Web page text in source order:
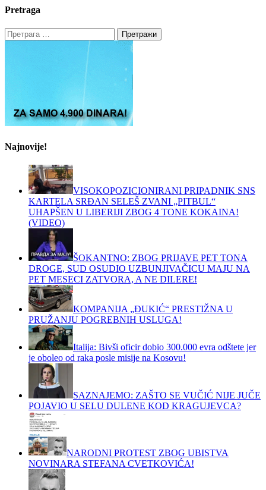
Pretraga
Претрага
за:
Najnovije!
VISOKOPOZICIONIRANI PRIPADNIK SNS
KARTELA SRĐAN SELEŠ ZVANI „PITBUL“
UHAPŠEN U LIBERIJI ZBOG 4 TONE KOKAINA!
(VIDEO)
ŠOKANTNO: ZBOG PRIJAVE PET TONA
DROGE, SUD OSUDIO UZBUNJIVAČICU MAJU NA
PET MESECI ZATVORA, A NE DILERE!
KOMPANIJA „ĐUKIĆ“ PRESTIŽNA U
PRUŽANJU POGREBNIH USLUGA!
Italija: Bivši oficir dobio 300.000 evra odštete jer
je oboleo od raka posle misije na Kosovu!
SAZNAJEMO: ZAŠTO SE VUČIĆ NIJE JUČE
POJAVIO U SELU DULENE KOD KRAGUJEVCA?
NARODNI PROTEST ZBOG UBISTVA
NOVINARA STEFANA CVETKOVIĆA!